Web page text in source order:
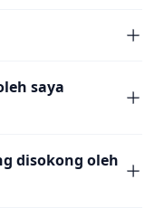
saya
disokong oleh